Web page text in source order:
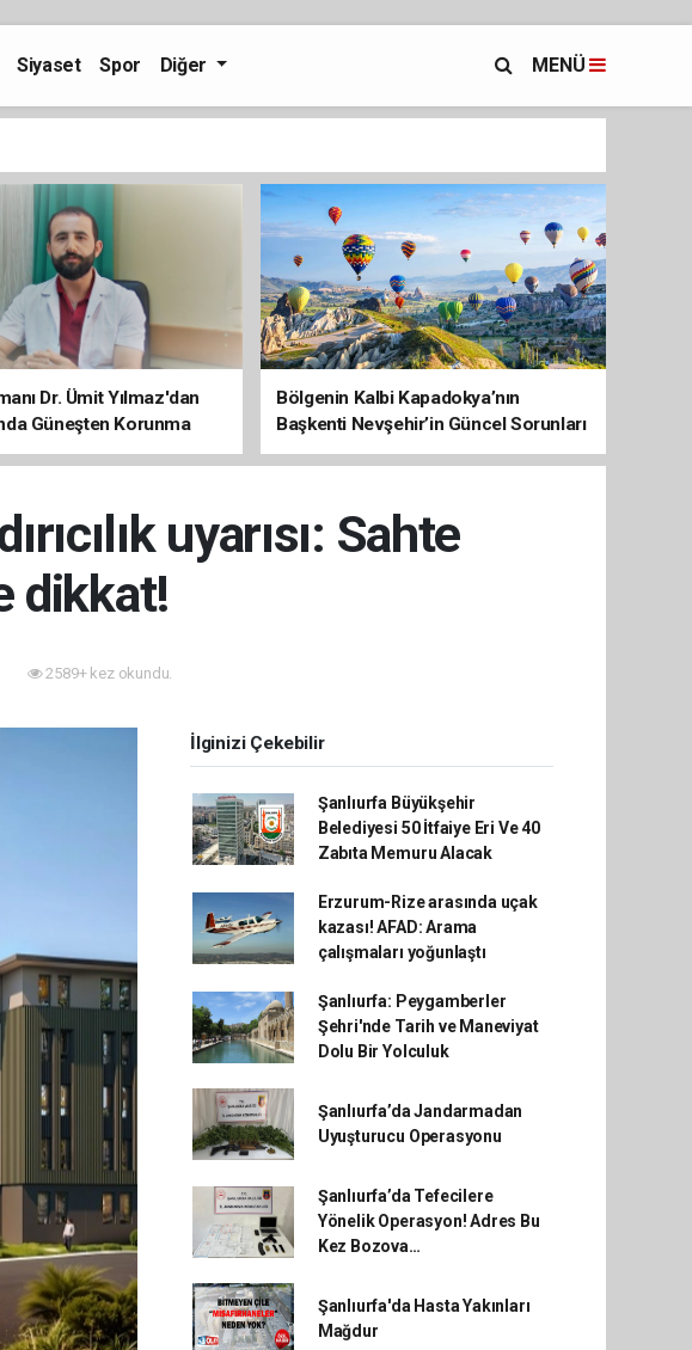
Siyaset Spor Diğer MENÜ
Dr. Ümit Yılmaz'dan
Güneşten Korunma
Bölgenin Kalbi Kapadokya’nın
Başkenti Nevşehir’in Güncel Sorunları
ve Çözüm Haritası
uyarısı: Sahte
dikkat!
2589+ kez okundu.
İlginizi Çekebilir
Şanlıurfa Büyükşehir
Belediyesi 50 İtfaiye Eri Ve 40
Zabıta Memuru Alacak
Erzurum-Rize arasında uçak
kazası! AFAD: Arama
çalışmaları yoğunlaştı
Şanlıurfa: Peygamberler
Şehri'nde Tarih ve Maneviyat
Dolu Bir Yolculuk
Şanlıurfa’da Jandarmadan
Uyuşturucu Operasyonu
Şanlıurfa’da Tefecilere
Yönelik Operasyon! Adres Bu
Kez Bozova…
Şanlıurfa'da Hasta Yakınları
Mağdur